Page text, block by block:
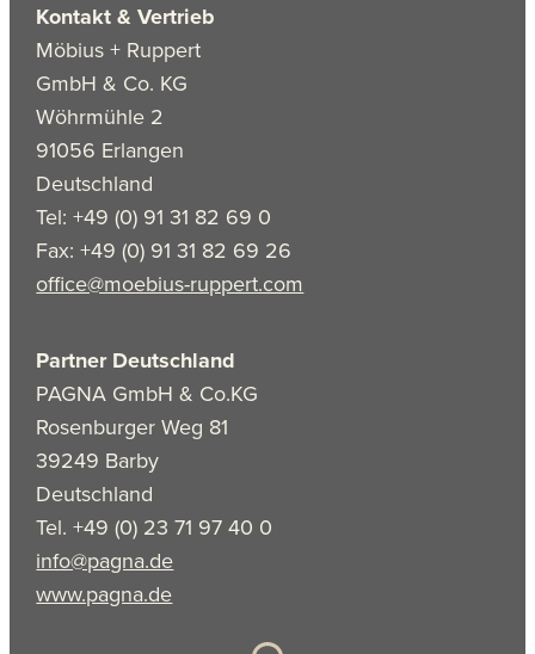
Kontakt & Vertrieb
Möbius + Ruppert
GmbH & Co. KG
Wöhrmühle 2
91056 Erlangen
Deutschland
Tel: +49 (0) 91 31 82 69 0
Fax: +49 (0) 91 31 82 69 26
office@moebius-ruppert.com
Partner Deutschland
PAGNA GmbH & Co.KG
Rosenburger Weg 81
39249 Barby
Deutschland
Tel. +49 (0) 23 71 97 40 0
info@pagna.de
www.pagna.de